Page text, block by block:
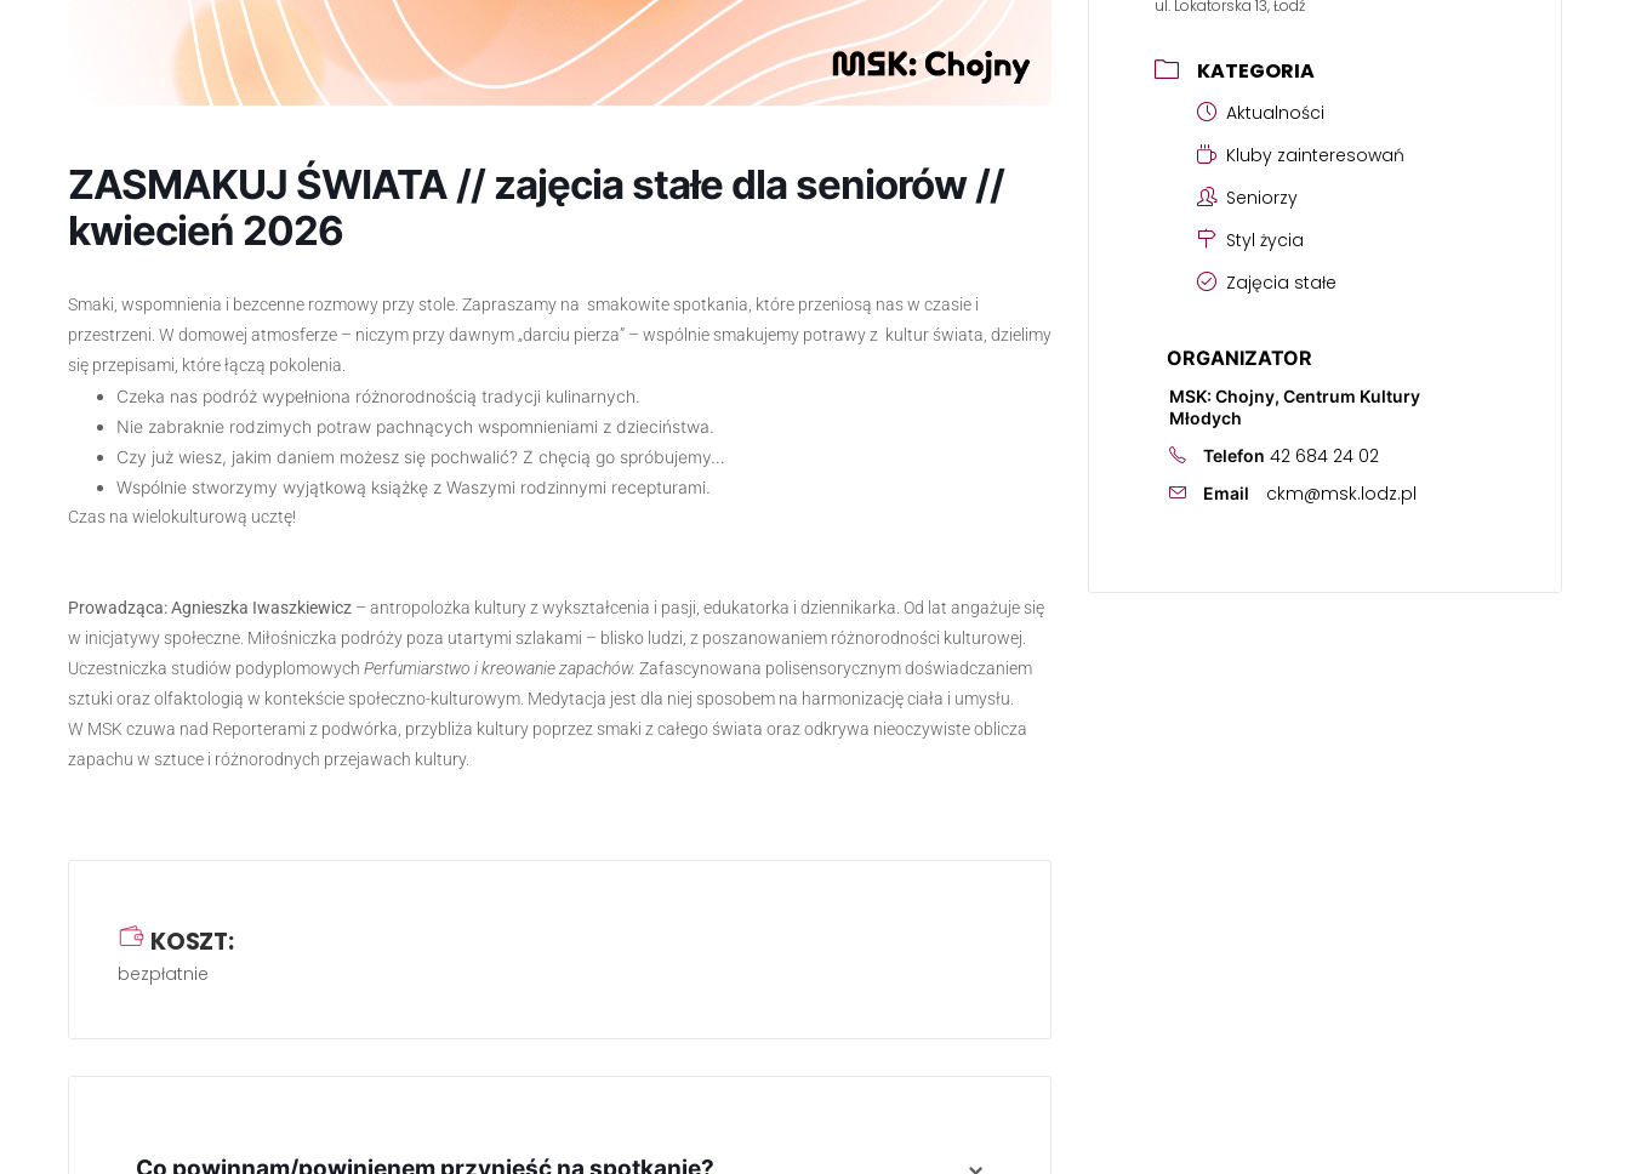
ZASMAKUJ ŚWIATA // zajęcia stałe dla seniorów //
kwiecień 2026
Smaki, wspomnienia i bezcenne rozmowy przy stole. Zapraszamy na smakowite spotkania, które przeniosą nas w czasie i
przestrzeni. W domowej atmosferze – niczym przy dawnym „darciu pierza” – wspólnie smakujemy potrawy z kultur świata, dzielimy
się przepisami, które łączą pokolenia.
Czeka nas podróż wypełniona różnorodnością tradycji kulinarnych.
Nie zabraknie rodzimych potraw pachnących wspomnieniami z dzieciństwa.
Czy już wiesz, jakim daniem możesz się pochwalić? Z chęcią go spróbujemy…
Wspólnie stworzymy wyjątkową książkę z Waszymi rodzinnymi recepturami.
Czas na wielokulturową ucztę!
Prowadząca: Agnieszka Iwaszkiewicz – antropolożka kultury z wykształcenia i pasji, edukatorka i dziennikarka. Od lat angażuje się
w inicjatywy społeczne. Miłośniczka podróży poza utartymi szlakami – blisko ludzi, z poszanowaniem różnorodności kulturowej.
Uczestniczka studiów podyplomowych Perfumiarstwo i kreowanie zapachów. Zafascynowana polisensorycznym doświadczaniem
sztuki oraz olfaktologią w kontekście społeczno-kulturowym. Medytacja jest dla niej sposobem na harmonizację ciała i umysłu.
W MSK czuwa nad Reporterami z podwórka, przybliża kultury poprzez smaki z całego świata oraz odkrywa nieoczywiste oblicza
zapachu w sztuce i różnorodnych przejawach kultury.
KOSZT:
bezpłatnie
Co powinnam/powinienem przynieść na spotkanie?
ul. Lokatorska 13, Łodź
KATEGORIA
Aktualności
Kluby zainteresowań
Seniorzy
Styl życia
Zajęcia stałe
ORGANIZATOR
MSK: Chojny, Centrum Kultury
Młodych
Telefon 42 684 24 02
Email ckm@msk.lodz.pl